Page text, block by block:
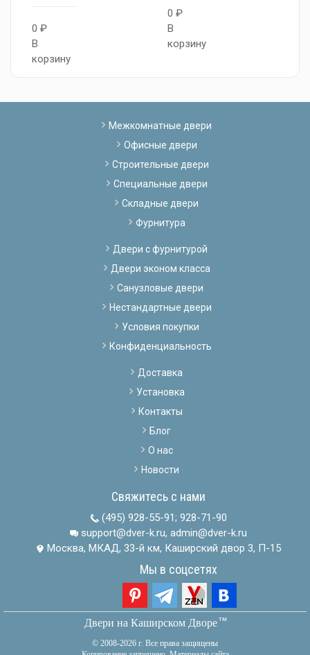
0 ₽
В
корзину
0 ₽
В
корзину
Межкомнатные двери
Офисные двери
Строительные двери
Специальные двери
Складные двери
Фурнитура
Двери с фурнитурой
Двери эконом класса
Санузловые двери
Нестандартные двери
Условия покупки
Конфиденциальность
Доставка
Установка
Контакты
Блог
О нас
Новости
Свяжитесь с нами
(495) 928-55-91; 928-71-90
support@dver-k.ru, admin@dver-k.ru
Москва, МКАД, 33-й км, Каширский двор 3, П-15
Мы в соцсетях
Двери на Каширском Дворетм
© 2008-2026 г. Все права защищены